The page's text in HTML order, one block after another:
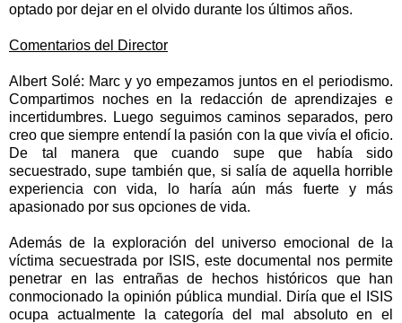
optado por dejar en el olvido durante los últimos años.
Comentarios del Director
Albert Solé: Marc y yo empezamos juntos en el periodismo.
Compartimos noches en la redacción de aprendizajes e
incertidumbres. Luego seguimos caminos separados, pero
creo que siempre entendí la pasión con la que vivía el oficio.
De tal manera que cuando supe que había sido
secuestrado, supe también que, si salía de aquella horrible
experiencia con vida, lo haría aún más fuerte y más
apasionado por sus opciones de vida.
Además de la exploración del universo emocional de la
víctima secuestrada por ISIS, este documental nos permite
penetrar en las entrañas de hechos históricos que han
conmocionado la opinión pública mundial. Diría que el ISIS
ocupa actualmente la categoría del mal absoluto en el